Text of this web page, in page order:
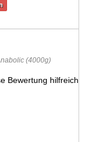
(4000g)
Bewertung hilfreich